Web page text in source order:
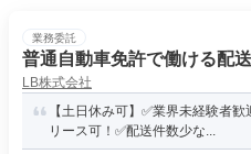
業務委託
普通自動車免許で働ける配
LB株式会社
【土日休み可】✅業界未経験者
リース可！✅配送件数少な...